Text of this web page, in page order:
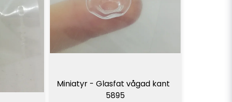
Miniatyr - Glasfat vågad kant
5895